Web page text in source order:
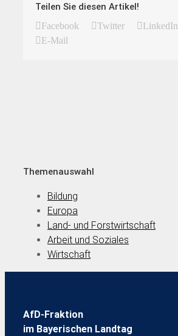
Teilen Sie diesen Artikel!
Facebook Twitter LinkedIn
E-Mail
Themenauswahl
Bildung
Europa
Land- und Forstwirtschaft
Arbeit und Soziales
Wirtschaft
AfD-Fraktion
im Bayerischen Landtag